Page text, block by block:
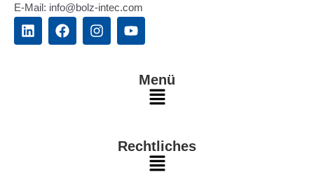
E-Mail: info@bolz-intec.com
L
i
F
a
I
n
Y
o
Menü
Main
Rechtliches
Main